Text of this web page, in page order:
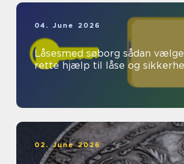
04. June 2026
Låsesmed søborg sådan vælger du den
rette hjælp til låse og
02. June 2026